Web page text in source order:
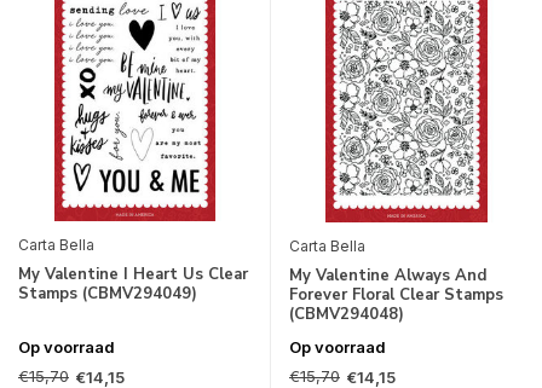
Carta Bella
My Valentine I Heart Us Clear
Stamps (CBMV294049)
Op voorraad
€15,70 €14,15
Carta Bella
My Valentine Always And
Forever Floral Clear Stamps
(CBMV294048)
Op voorraad
€15,70 €14,15